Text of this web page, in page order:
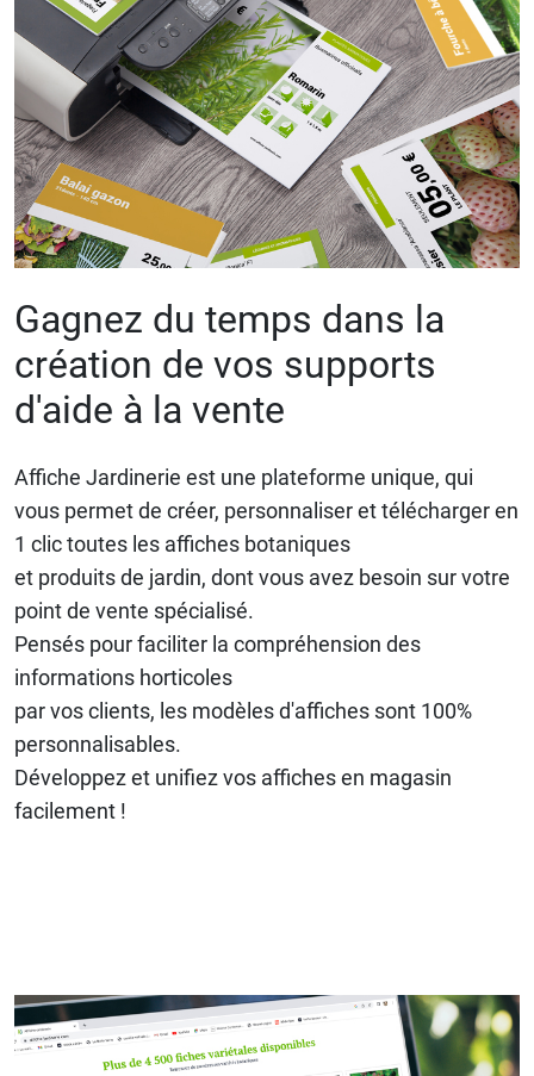
Gagnez du temps dans la
création de vos supports
d'aide à la vente
Affiche Jardinerie est une plateforme unique, qui
vous permet de créer, personnaliser et télécharger en
1 clic toutes les affiches botaniques
et produits de jardin, dont vous avez besoin sur votre
point de vente spécialisé.
Pensés pour faciliter la compréhension des
informations horticoles
par vos clients, les modèles d'affiches sont 100%
personnalisables.
Développez et unifiez vos affiches en magasin
facilement !